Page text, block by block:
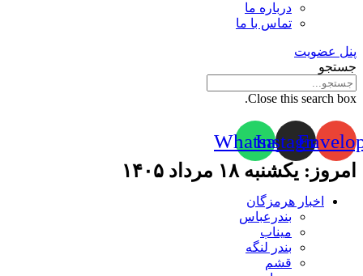
درباره ما
تماس با ما
پنل عضویت
جستجو
Close this search box.
Instagram
Whatsapp
امروز: یکشنبه ۱۸ مرداد ۱۴۰۵
اخبار هرمزگان
بندرعباس
میناب
بندر لنگه
قشم